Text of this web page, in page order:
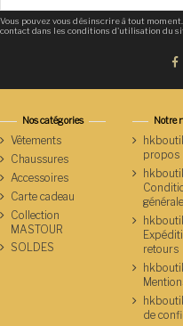
Vous pouvez vous désinscrire à tout
contact dans les conditions d'utilisation du
Nos catégories
Vêtements
Chaussures
Accessoires
Carte cadeau
Collection
MASTOUR
SOLDES
Notre
propos
retours
de